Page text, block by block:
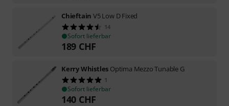
Chieftain V5 Low D Fixed
14
Sofort lieferbar
189 CHF
Kerry Whistles Optima Mezzo Tunable G
1
Sofort lieferbar
140 CHF